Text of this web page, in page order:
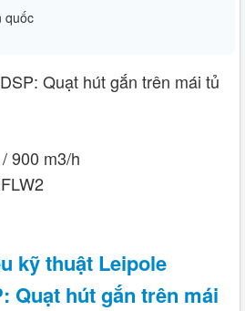
quốc
Quạt hút gắn trên mái tủ
900 m3/h
kỹ thuật Leipole
Quạt hút gắn trên mái